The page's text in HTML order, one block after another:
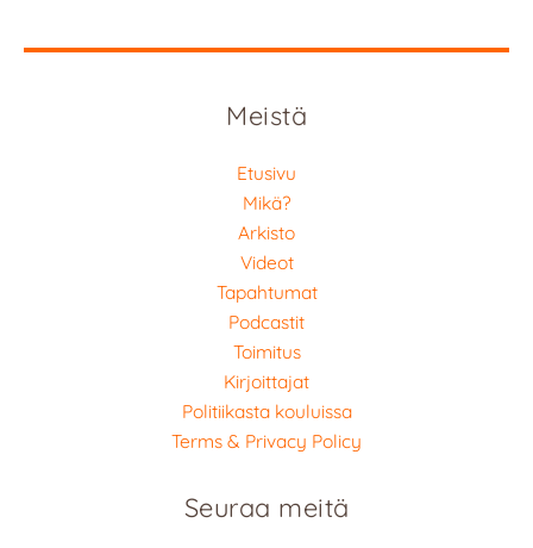
Meistä
Etusivu
Mikä?
Arkisto
Videot
Tapahtumat
Podcastit
Toimitus
Kirjoittajat
Politiikasta kouluissa
Terms & Privacy Policy
Seuraa meitä